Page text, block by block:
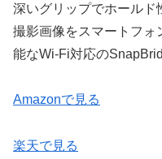
深いグリップでホールド
撮影画像をスマートフォ
能なWi-Fi対応の
Amazonで見る
楽天で見る